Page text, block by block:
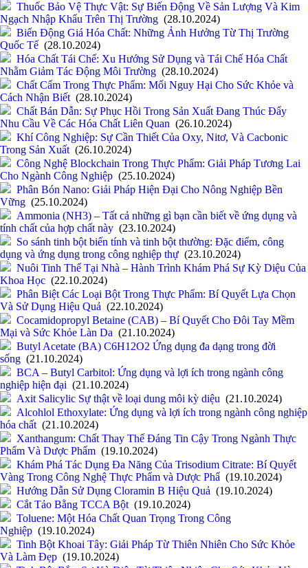
Thuốc Bảo Vệ Thực Vật: Sự Biến Động Về Sản Lượng Và Kim
Ngạch Nhập Khẩu Trên Thị Trường (28.10.2024)
Biến Động Giá Hóa Chất: Những Ảnh Hưởng Từ Thị Trường
Quốc Tế (28.10.2024)
Hóa Chất Tái Chế: Xu Hướng Sử Dụng và Tái Chế Hóa Chất
Nhằm Giảm Tác Động Môi Trường (28.10.2024)
Chất Cấm Trong Thực Phẩm: Mối Nguy Hại Cho Sức Khỏe và
Cách Nhận Biết (28.10.2024)
Chất Bán Dẫn: Sự Phục Hồi Trong Sản Xuất Đang Thúc Đẩy
Nhu Cầu Về Các Hóa Chất Liên Quan (26.10.2024)
Khí Công Nghiệp: Sự Cần Thiết Của Oxy, Nitơ, Và Cacbonic
Trong Sản Xuất (26.10.2024)
Công Nghệ Blockchain Trong Thực Phẩm: Giải Pháp Tương Lai
Cho Ngành Công Nghiệp (25.10.2024)
Phân Bón Nano: Giải Pháp Hiện Đại Cho Nông Nghiệp Bền
Vững (25.10.2024)
Ammonia (NH3) – Tất cả những gì bạn cần biết về ứng dụng và
tính chất của hợp chất này (23.10.2024)
So sánh tinh bột biến tính và tinh bột thường: Đặc điểm, công
dụng và ứng dụng trong công nghiệp thự (23.10.2024)
Nuôi Tinh Thể Tại Nhà – Hành Trình Khám Phá Sự Kỳ Diệu Của
Khoa Học (22.10.2024)
Phân Biệt Các Loại Bột Trong Thực Phẩm: Bí Quyết Lựa Chọn
Và Sử Dụng Hiệu Quả (22.10.2024)
Cocamidopropyl Betaine (CAB) – Bí Quyết Cho Đôi Tay Mềm
Mại và Sức Khỏe Làn Da (21.10.2024)
Butyl Acetate (BA) C6H12O2 Ứng dụng đa dạng trong đời
sống (21.10.2024)
BCA – Butyl Carbitol: Ứng dụng và lợi ích trong ngành công
nghiệp hiện đại (21.10.2024)
Axit Salicylic Sự thật về loại dung môi kỳ diệu (21.10.2024)
Alcohlol Ethoxylate: Ứng dụng và lợi ích trong ngành công nghiệp
hóa chất (21.10.2024)
Xanthangum: Chất Thay Thế Đáng Tin Cậy Trong Ngành Thực
Phẩm Và Dược Phẩm (19.10.2024)
Khám Phá Tác Dụng Đa Năng Của Trisodium Citrate: Bí Quyết
Vàng Trong Công Nghệ Thực Phẩm và Dược Phẩ (19.10.2024)
Hướng Dẫn Sử Dụng Cloramin B Hiệu Quả (19.10.2024)
Cắt Tảo Bằng TCCA Bột (19.10.2024)
Toluene: Một Hóa Chất Quan Trọng Trong Công
Nghiệp (19.10.2024)
Tinh Bột Khoai Tây: Giải Pháp Từ Thiên Nhiên Cho Sức Khỏe
Và Làm Đẹp (19.10.2024)